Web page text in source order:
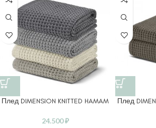
Плед DIMENSION KNITTED HAMAM
24.500₽
Плед